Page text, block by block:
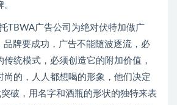
广告公司为绝对伏特加做广
品牌要成功，广告不能随波逐流，必
统模式，必须创造它的附加价值，
尚的，人人都想喝的形象，他们决定
突破，用名字和酒瓶的形状的独特来表